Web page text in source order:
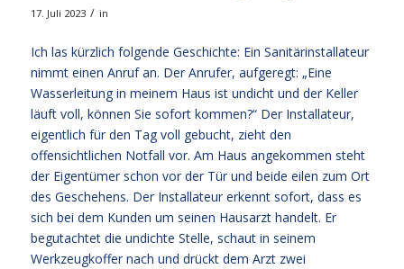
17. Juli 2023 / in
Ich las kürzlich folgende Geschichte: Ein Sanitärinstallateur
nimmt einen Anruf an. Der Anrufer, aufgeregt: „Eine
Wasserleitung in meinem Haus ist undicht und der Keller
läuft voll, können Sie sofort kommen?“ Der Installateur,
eigentlich für den Tag voll gebucht, zieht den
offensichtlichen Notfall vor. Am Haus angekommen steht
der Eigentümer schon vor der Tür und beide eilen zum Ort
des Geschehens. Der Installateur erkennt sofort, dass es
sich bei dem Kunden um seinen Hausarzt handelt. Er
begutachtet die undichte Stelle, schaut in seinem
Werkzeugkoffer nach und drückt dem Arzt zwei